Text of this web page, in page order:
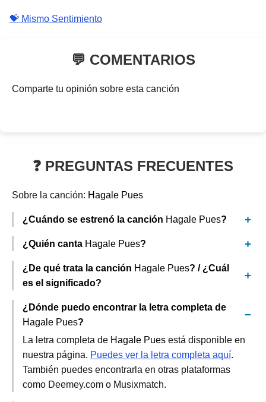
💝 Mismo Sentimiento
💬 COMENTARIOS
Comparte tu opinión sobre esta canción
❓ PREGUNTAS FRECUENTES
Sobre la canción: Hagale Pues
¿Cuándo se estrenó la canción Hagale Pues?
¿Quién canta Hagale Pues?
¿De qué trata la canción Hagale Pues? / ¿Cuál
es el significado?
¿Dónde puedo encontrar la letra completa de
Hagale Pues?
La letra completa de Hagale Pues está disponible en
nuestra página. Puedes ver la letra completa aquí.
También puedes encontrarla en otras plataformas
como Deemey.com o Musixmatch.